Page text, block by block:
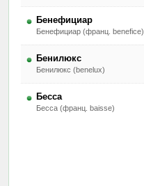
Бенефициар
Бенефициар (франц. benefice)
Бенилюкс
Бенилюкс (benelux)
Бесса
Бесса (франц. baisse)